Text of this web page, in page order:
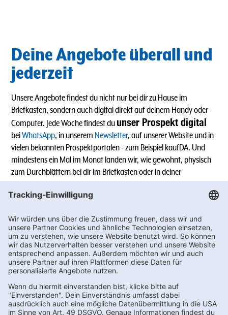
Deine Angebote überall und
jederzeit
Unsere Angebote findest du nicht nur bei dir zu Hause im
Briefkasten, sondern auch digital direkt auf deinem Handy oder
Computer. Jede Woche findest du unser Prospekt digital
beiWhatsApp, in unserem Newsletter, auf unserer Website und in
vielen bekannten Prospektportalen - zum Beispiel kaufDA. Und
mindestens ein Mal im Monat landen wir, wie gewohnt, physisch
zum Durchblättern bei dir im Briefkasten oder in deiner
Lieblingsfiliale.
Alle Angebote sind ohne Gewähr, Änderungen und Schreibfehler
sind vorbehalten. Preisabweichungen in einzelnen Filialen sind
möglich.